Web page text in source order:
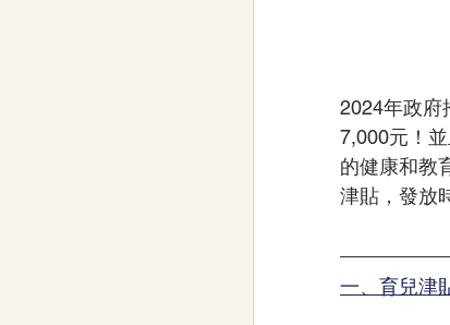
2024年政府
7,000元！
的健康和教
津貼，發放
一、育兒津